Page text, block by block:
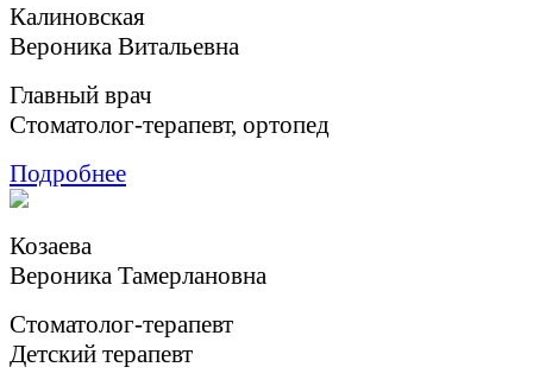
Калиновская
Вероника Витальевна
Главный врач
Стоматолог-терапевт, ортопед
Подробнее
Козаева
Вероника Тамерлановна
Cтоматолог-терапевт
Детский терапевт